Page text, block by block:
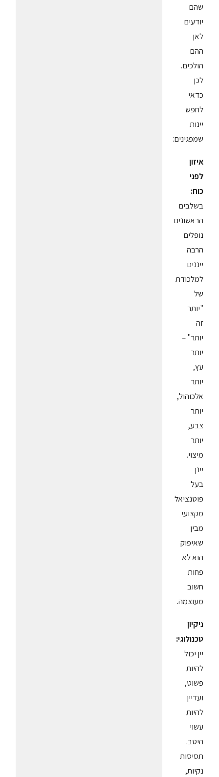
שהם
יודעים
לאן
ההם
הולכים.
לכן
כדאי
לחפש
יינות
שמפגינים:
איזון
לפני
כוח:
בשלבים
הראשונים
נופלים
הרבה
ייננים
למלכודת
של
"יותר
זה
יותר" –
יותר
עץ,
יותר
אלכוהול,
יותר
צבע,
יותר
מיצוי.
יינן
בעל
פוטנציאל
מקצועי
מבין
שאיפוק
הוא לא
פחות
חשוב
מעוצמה.
ניקיון
טכנולוגי:
יין יכול
להיות
פשוט,
ועדיין
להיות
עשוי
היטב.
תסיסות
נקיות,